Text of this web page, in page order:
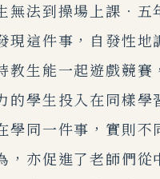
無法到操場上課．五
現這件事，自發性地
教生能一起遊戲競賽
的學生投入在同樣學
學同一件事，實則不
，亦促進了老師們從